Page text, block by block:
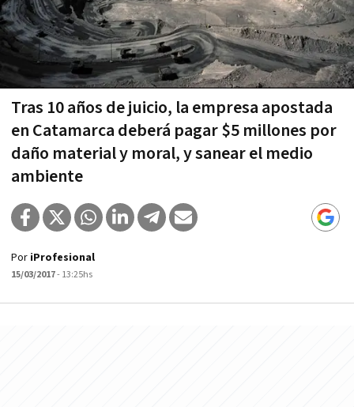
Tras 10 años de juicio, la empresa apostada
en Catamarca deberá pagar $5 millones por
daño material y moral, y sanear el medio
ambiente
Por iProfesional
15/03/2017- 13:25hs